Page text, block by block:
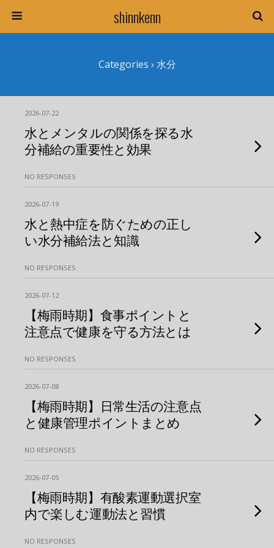
shinnkenn
Categories › 水分
2026-07-22
水とメンタルの関係を探る水
分補給の重要性と効果
NO RESPONSES
2026-07-19
水と熱中症を防ぐための正し
い水分補給法と知識
NO RESPONSES
2026-07-12
【梅雨時期】食事ポイントと
注意点で健康を守る方法とは
NO RESPONSES
2026-07-08
【梅雨時期】日常生活の注意点
と健康管理ポイントまとめ
NO RESPONSES
2026-07-05
【梅雨時期】有酸素運動選択室
内で楽しむ運動法と習慣
NO RESPONSES